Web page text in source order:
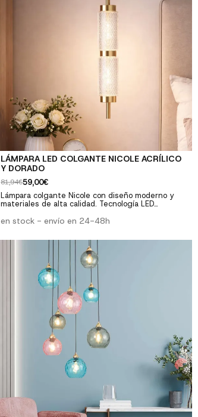
LÁMPARA LED COLGANTE NICOLE ACRÍLICO
Y DORADO
81,94€59,00€
Lámpara colgante Nicole con diseño moderno y
materiales de alta calidad. Tecnología LED
dormitorios. ✓ Diseño moderno: Estilo
Materiales resistentes y duraderos ✓ Fácil
instalación: Incluye instrucciones y herrajes
en stock - envío en 24-48h